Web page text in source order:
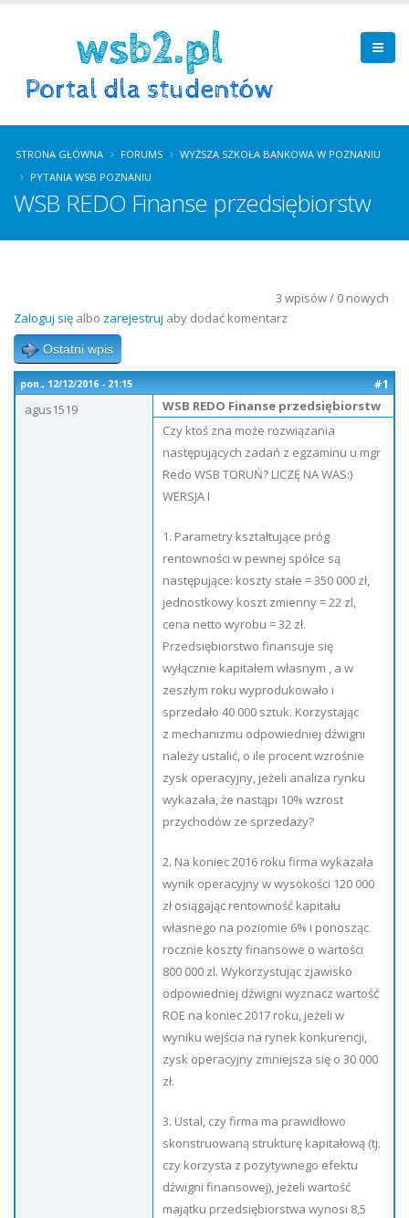
STRONA GŁÓWNA FORUMS
WYŻSZA SZKOŁA BANKOWA W POZNANIU
PYTANIA WSB POZNANIU
WSB REDO Finanse przedsiębiorstw
3 wpisów / 0 nowych
Zaloguj się albo zarejestruj aby dodać komentarz
Ostatni wpis
pon., 12/12/2016 - 21:15
#1
agus1519
WSB REDO Finanse przedsiębiorstw
Czy ktoś zna może rozwiązania
następujących zadań z egzaminu u mgr
Redo WSB TORUŃ? LICZĘ NA WAS:)
WERSJA I
1. Parametry kształtujące próg
rentowności w pewnej spółce są
następujące: koszty stałe = 350 000 zł,
jednostkowy koszt zmienny = 22 zl,
cena netto wyrobu = 32 zł.
Przedsiębiorstwo finansuje się
wyłącznie kapitałem własnym , a w
zeszłym roku wyprodukowało i
sprzedało 40 000 sztuk. Korzystając
z mechanizmu odpowiedniej dźwigni
należy ustalić, o ile procent wzrośnie
zysk operacyjny, jeżeli analiza rynku
wykazała, że nastąpi 10% wzrost
przychodów ze sprzedaży?
2. Na koniec 2016 roku firma wykazała
wynik operacyjny w wysokości 120 000
zł osiągając rentowność kapitału
własnego na poziomie 6% i ponosząc
rocznie koszty finansowe o wartości
800 000 zl. Wykorzystując zjawisko
odpowiedniej dźwigni wyznacz wartość
ROE na koniec 2017 roku, jeżeli w
wyniku wejścia na rynek konkurencji,
zysk operacyjny zmniejsza się o 30 000
zł.
3. Ustal, czy firma ma prawidłowo
skonstruowaną strukturę kapitałową (tj.
czy korzysta z pozytywnego efektu
dźwigni finansowej), jeżeli wartość
majątku przedsiębiorstwa wynosi 8,5